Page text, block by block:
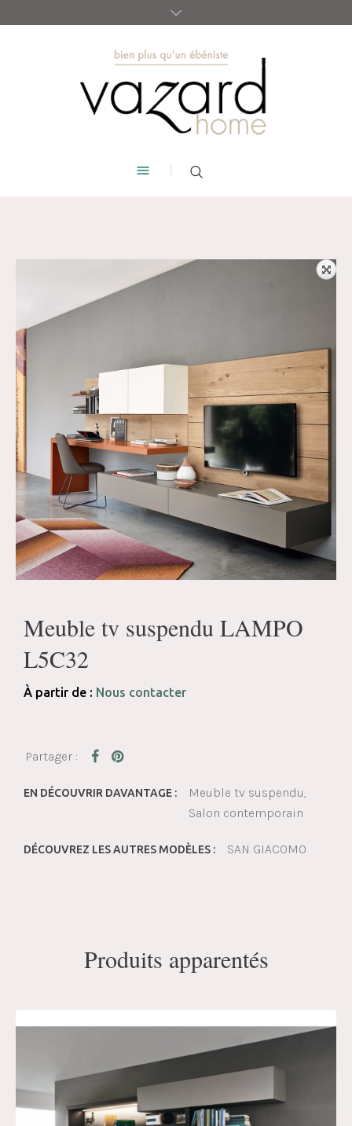
Meuble tv suspendu LAMPO
L5C32
À partir de : Nous contacter
EN DÉCOUVRIR DAVANTAGE :
Meuble tv suspendu
Salon contemporain
DÉCOUVREZ LES AUTRES MODÈLES : SAN GIACOMO
Produits apparentés